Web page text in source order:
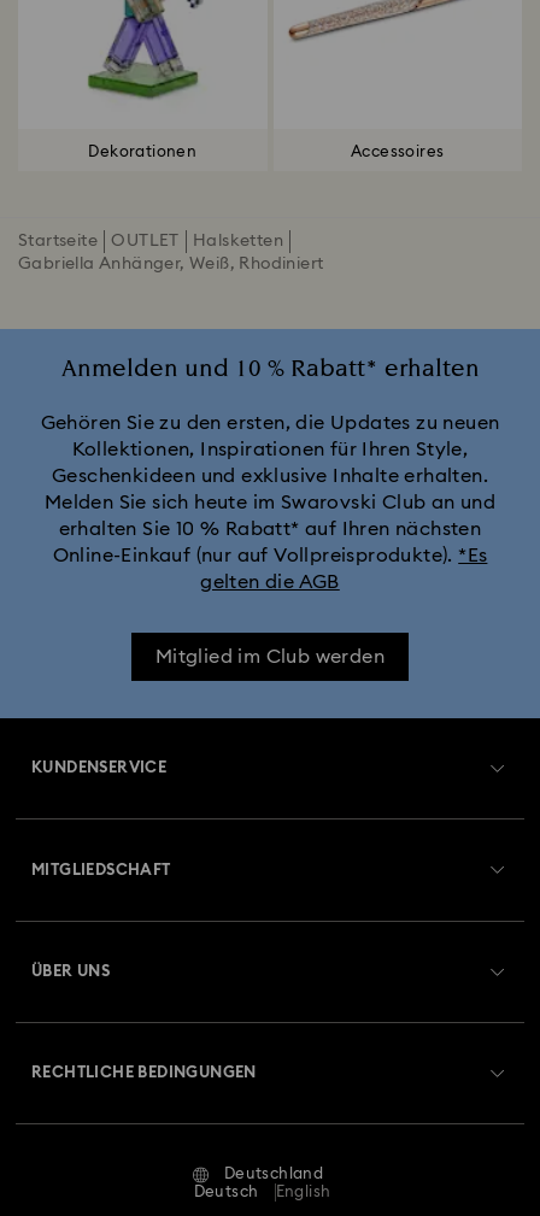
Dekorationen Accessoires
Startseite OUTLET
Halsketten
Gabriella Anhänger, Weiß, Rhodiniert
Anmelden und 10 % Rabatt* erhalten
Gehören Sie zu den ersten, die Updates zu neuen
Kollektionen, Inspirationen für Ihren Style,
Geschenkideen und exklusive Inhalte erhalten.
Melden Sie sich heute im Swarovski Club an und
erhalten Sie 10 % Rabatt* auf Ihren nächsten
Online-Einkauf (nur auf Vollpreisprodukte). *Es
gelten die AGB
Mitglied im Club werden
KUNDENSERVICE
Retouren und Umtausch
Reparaturstatus
MITGLIEDSCHAFT
ÜBER UNS
RECHTLICHE BEDINGUNGEN
Deutschland
Deutsch
English